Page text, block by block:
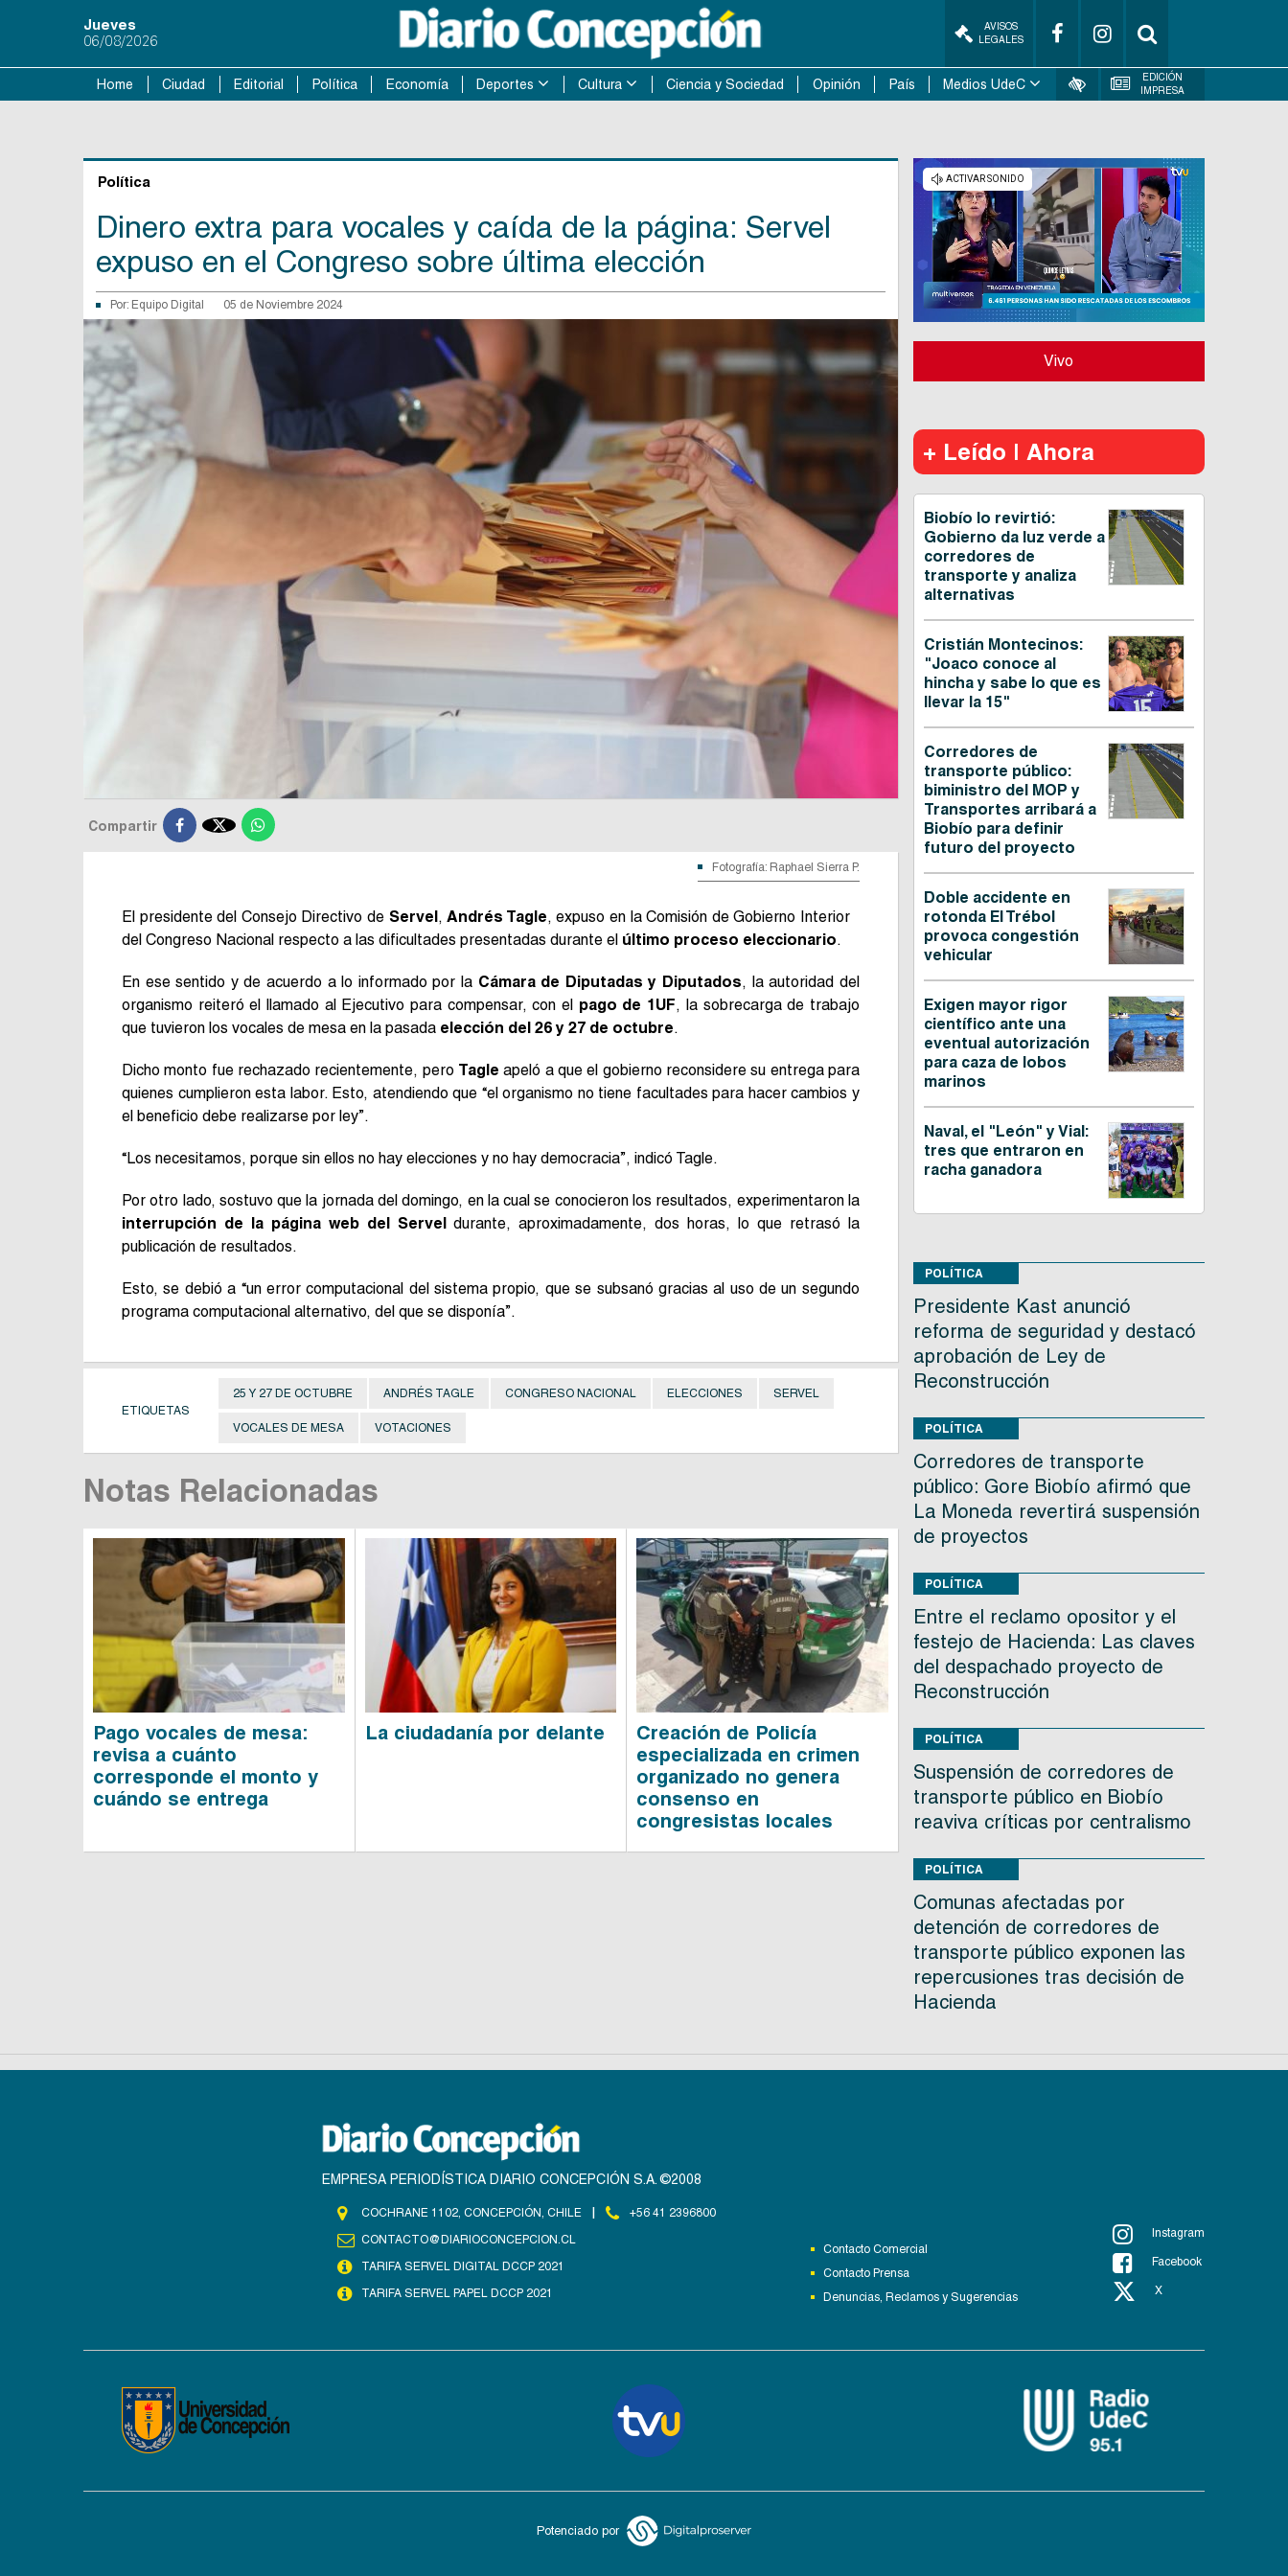
Jueves
06/08/2026
AVISOS
LEGALES
Home Ciudad Editorial Política Economía Deportes Cultura Ciencia y Sociedad Opinión País Medios UdeC
EDICIÓN
IMPRESA
Política
Dinero extra para vocales y caída de la página: Servel
expuso en el Congreso sobre última elección
Por: Equipo Digital 05 de Noviembre 2024
Compartir 
Fotografía: Raphael Sierra P.
El presidente del Consejo Directivo de Servel,Andrés Tagle, expuso en la Comisión de Gobierno Interior
del Congreso Nacional respecto a las dificultades presentadas durante el último proceso eleccionario.
En ese sentido y de acuerdo a lo informado por la Cámara de Diputadas y Diputados, la autoridad del
organismo reiteró el llamado al Ejecutivo para compensar, con el pago de 1UF, la sobrecarga de trabajo
que tuvieron los vocales de mesa en la pasada elección del 26 y 27 de octubre.
Dicho monto fue rechazado recientemente, pero Tagle apeló a que el gobierno reconsidere su entrega para
quienes cumplieron esta labor. Esto, atendiendo que “el organismo no tiene facultades para hacer cambios y
el beneficio debe realizarse por ley”.
“Los necesitamos, porque sin ellos no hay elecciones y no hay democracia”, indicó Tagle.
Por otro lado, sostuvo que la jornada del domingo, en la cual se conocieron los resultados, experimentaron la
interrupción de la página web del Serveldurante, aproximadamente, dos horas, lo que retrasó la
publicación de resultados.
Esto, se debió a “un error computacional del sistema propio, que se subsanó gracias al uso de un segundo
programa computacional alternativo, del que se disponía”.
ETIQUETAS
25 Y 27 DE OCTUBRE ANDRÉS TAGLE CONGRESO NACIONAL ELECCIONES SERVEL
VOCALES DE MESA VOTACIONES
Notas Relacionadas
Pago vocales de mesa:
revisa a cuánto
corresponde el monto y
cuándo se entrega
La ciudadanía por delante
Creación de Policía
especializada en crimen
organizado no genera
consenso en
congresistas locales
Vivo
+ Leído | Ahora
Biobío lo revirtió:
Gobierno da luz verde a
corredores de
transporte y analiza
alternativas
Cristián Montecinos:
"Joaco conoce al
hincha y sabe lo que es
llevar la 15"
Corredores de
transporte público:
biministro del MOP y
Transportes arribará a
Biobío para definir
futuro del proyecto
Doble accidente en
rotonda El Trébol
provoca congestión
vehicular
Exigen mayor rigor
científico ante una
eventual autorización
para caza de lobos
marinos
Naval, el "León" y Vial:
tres que entraron en
racha ganadora
POLÍTICA
Presidente Kast anunció
reforma de seguridad y destacó
aprobación de Ley de
Reconstrucción
POLÍTICA
Corredores de transporte
público: Gore Biobío afirmó que
La Moneda revertirá suspensión
de proyectos
POLÍTICA
Entre el reclamo opositor y el
festejo de Hacienda: Las claves
del despachado proyecto de
Reconstrucción
POLÍTICA
Suspensión de corredores de
transporte público en Biobío
reaviva críticas por centralismo
POLÍTICA
Comunas afectadas por
detención de corredores de
transporte público exponen las
repercusiones tras decisión de
Hacienda
EMPRESA PERIODÍSTICA DIARIO CONCEPCIÓN S.A. ©2008
COCHRANE 1102, CONCEPCIÓN, CHILE |
+56 41 2396800
CONTACTO@DIARIOCONCEPCION.CL
TARIFA SERVEL DIGITAL DCCP 2021
TARIFA SERVEL PAPEL DCCP 2021
Contacto Comercial
Contacto Prensa
Denuncias, Reclamos y Sugerencias
Instagram
Facebook
X
Potenciado por